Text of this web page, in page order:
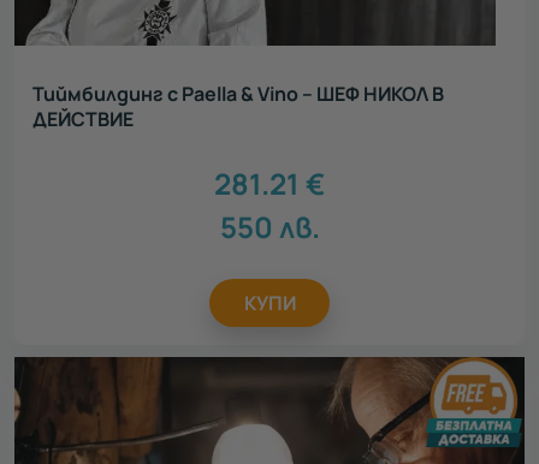
Тиймбилдинг с Paella & Vino – ШЕФ НИКОЛ В
ДЕЙСТВИЕ
281.21 €
550 лв.
КУПИ